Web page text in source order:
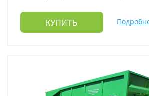
КУПИТЬ